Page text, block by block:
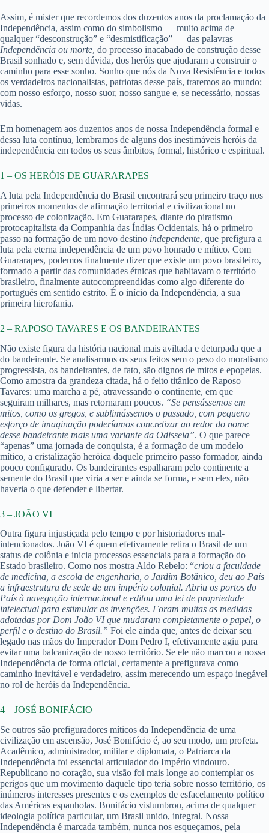
Assim, é mister que recordemos dos duzentos anos da proclamação da
Independência, assim como do simbolismo — muito acima de
qualquer “desconstrução” e “desmistificação” — das palavras
Independência ou morte, do processo inacabado de construção desse
Brasil sonhado e, sem dúvida, dos heróis que ajudaram a construir o
caminho para esse sonho. Sonho que nós da Nova Resistência e todos
os verdadeiros nacionalistas, patriotas desse país, traremos ao mundo;
com nosso esforço, nosso suor, nosso sangue e, se necessário, nossas
vidas.
Em homenagem aos duzentos anos de nossa Independência formal e
dessa luta contínua, lembramos de alguns dos inestimáveis heróis da
independência em todos os seus âmbitos, formal, histórico e espiritual.
1 – OS HERÓIS DE GUARARAPES
A luta pela Independência do Brasil encontrará seu primeiro traço nos
primeiros momentos de afirmação territorial e civilizacional no
processo de colonização. Em Guararapes, diante do piratismo
protocapitalista da Companhia das Índias Ocidentais, há o primeiro
passo na formação de um novo destino independente, que prefigura a
luta pela eterna independência de um povo honrado e mítico. Com
Guararapes, podemos finalmente dizer que existe um povo brasileiro,
formado a partir das comunidades étnicas que habitavam o território
brasileiro, finalmente autocompreendidas como algo diferente do
português em sentido estrito. É o início da Independência, a sua
primeira hierofania.
2 – RAPOSO TAVARES E OS BANDEIRANTES
Não existe figura da história nacional mais aviltada e deturpada que a
do bandeirante. Se analisarmos os seus feitos sem o peso do moralismo
progressista, os bandeirantes, de fato, são dignos de mitos e epopeias.
Como amostra da grandeza citada, há o feito titânico de Raposo
Tavares: uma marcha a pé, atravessando o continente, em que
seguiram milhares, mas retornaram poucos. “Se pensássemos em
mitos, como os gregos, e sublimássemos o passado, com pequeno
esforço de imaginação poderíamos concretizar ao redor do nome
desse bandeirante mais uma variante da Odisseia”. O que parece
“apenas” uma jornada de conquista, é a formação de um modelo
mítico, a cristalização heróica daquele primeiro passo formador, ainda
pouco configurado. Os bandeirantes espalharam pelo continente a
semente do Brasil que viria a ser e ainda se forma, e sem eles, não
haveria o que defender e libertar.
3 – JOÃO VI
Outra figura injustiçada pelo tempo e por historiadores mal-
intencionados. João VI é quem efetivamente retira o Brasil de um
status de colônia e inicia processos essenciais para a formação do
Estado brasileiro. Como nos mostra Aldo Rebelo: “criou a faculdade
de medicina, a escola de engenharia, o Jardim Botânico, deu ao País
a infraestrutura de sede de um império colonial. Abriu os portos do
País à navegação internacional e editou uma lei de propriedade
intelectual para estimular as invenções. Foram muitas as medidas
adotadas por Dom João VI que mudaram completamente o papel, o
perfil e o destino do Brasil.” Foi ele ainda que, antes de deixar seu
legado nas mãos do Imperador Dom Pedro I, efetivamente agiu para
evitar uma balcanização de nosso território. Se ele não marcou a nossa
Independência de forma oficial, certamente a prefigurava como
caminho inevitável e verdadeiro, assim merecendo um espaço inegável
no rol de heróis da Independência.
4 – JOSÉ BONIFÁCIO
Se outros são prefiguradores míticos da Independência de uma
civilização em ascensão, José Bonifácio é, ao seu modo, um profeta.
Acadêmico, administrador, militar e diplomata, o Patriarca da
Independência foi essencial articulador do Império vindouro.
Republicano no coração, sua visão foi mais longe ao contemplar os
perigos que um movimento daquele tipo teria sobre nosso território, os
inúmeros interesses presentes e os exemplos de esfacelamento político
das Américas espanholas. Bonifácio vislumbrou, acima de qualquer
ideologia política particular, um Brasil unido, integral. Nossa
Independência é marcada também, nunca nos esqueçamos, pela